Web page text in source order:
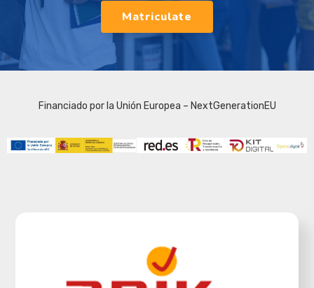
Matriculate
Financiado por la Unión Europea – NextGenerationEU